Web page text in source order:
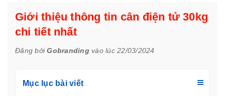
Giới thiệu thông tin cân điện tử 30kg
chi tiết nhất
Đăng bởiGobrandingvào lúc 22/03/2024
Mục lục bài viết